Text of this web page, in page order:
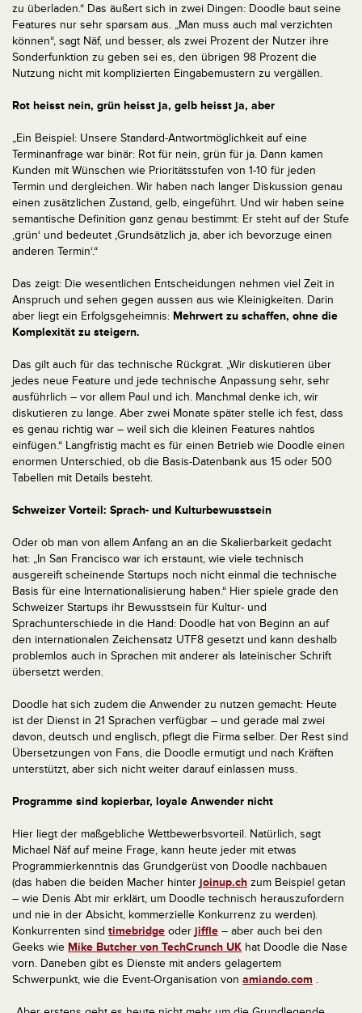
zu überladen.“ Das äußert sich in zwei Dingen: Doodle baut seine
Features nur sehr sparsam aus. „Man muss auch mal verzichten
können“, sagt Näf, und besser, als zwei Prozent der Nutzer ihre
Sonderfunktion zu geben sei es, den übrigen 98 Prozent die
Nutzung nicht mit komplizierten Eingabemustern zu vergällen.
Rot heisst nein, grün heisst ja, gelb heisst ja, aber
„Ein Beispiel: Unsere Standard-Antwortmöglichkeit auf eine
Terminanfrage war binär: Rot für nein, grün für ja. Dann kamen
Kunden mit Wünschen wie Prioritätsstufen von 1-10 für jeden
Termin und dergleichen. Wir haben nach langer Diskussion genau
einen zusätzlichen Zustand, gelb, eingeführt. Und wir haben seine
semantische Definition ganz genau bestimmt: Er steht auf der Stufe
‚grün‘ und bedeutet ‚Grundsätzlich ja, aber ich bevorzuge einen
anderen Termin‘.“
Das zeigt: Die wesentlichen Entscheidungen nehmen viel Zeit in
Anspruch und sehen gegen aussen aus wie Kleinigkeiten. Darin
aber liegt ein Erfolgsgeheimnis: Mehrwert zu schaffen, ohne die
Komplexität zu steigern.
Das gilt auch für das technische Rückgrat. „Wir diskutieren über
jedes neue Feature und jede technische Anpassung sehr, sehr
ausführlich – vor allem Paul und ich. Manchmal denke ich, wir
diskutieren zu lange. Aber zwei Monate später stelle ich fest, dass
es genau richtig war – weil sich die kleinen Features nahtlos
einfügen.“ Langfristig macht es für einen Betrieb wie Doodle einen
enormen Unterschied, ob die Basis-Datenbank aus 15 oder 500
Tabellen mit Details besteht.
Schweizer Vorteil: Sprach- und Kulturbewusstsein
Oder ob man von allem Anfang an an die Skalierbarkeit gedacht
hat: „In San Francisco war ich erstaunt, wie viele technisch
ausgereift scheinende Startups noch nicht einmal die technische
Basis für eine Internationalisierung haben.“ Hier spiele grade den
Schweizer Startups ihr Bewusstsein für Kultur- und
Sprachunterschiede in die Hand: Doodle hat von Beginn an auf
den internationalen Zeichensatz UTF8 gesetzt und kann deshalb
problemlos auch in Sprachen mit anderer als lateinischer Schrift
übersetzt werden.
Doodle hat sich zudem die Anwender zu nutzen gemacht: Heute
ist der Dienst in 21 Sprachen verfügbar – und gerade mal zwei
davon, deutsch und englisch, pflegt die Firma selber. Der Rest sind
Übersetzungen von Fans, die Doodle ermutigt und nach Kräften
unterstützt, aber sich nicht weiter darauf einlassen muss.
Programme sind kopierbar, loyale Anwender nicht
Hier liegt der maßgebliche Wettbewerbsvorteil. Natürlich, sagt
Michael Näf auf meine Frage, kann heute jeder mit etwas
Programmierkenntnis das Grundgerüst von Doodle nachbauen
(das haben die beiden Macher hinter joinup.ch zum Beispiel getan
– wie Denis Abt mir erklärt, um Doodle technisch herauszufordern
und nie in der Absicht, kommerzielle Konkurrenz zu werden).
Konkurrenten sind timebridge oder jiffle – aber auch bei den
Geeks wie Mike Butcher von TechCrunch UK hat Doodle die Nase
vorn. Daneben gibt es Dienste mit anders gelagertem
Schwerpunkt, wie die Event-Organisation von amiando.com .